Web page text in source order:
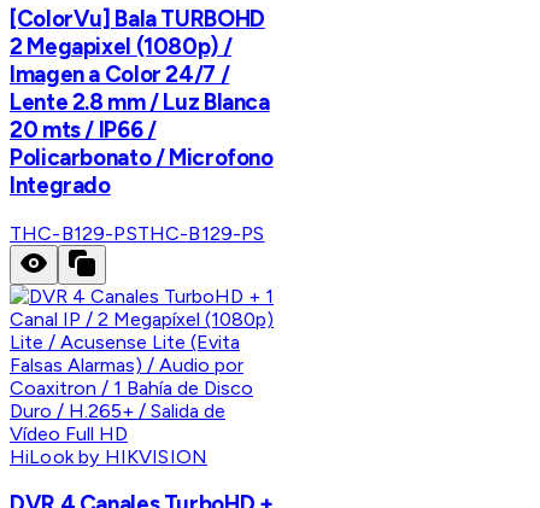
[ColorVu] Bala TURBOHD
2 Megapixel (1080p) /
Imagen a Color 24/7 /
Lente 2.8 mm / Luz Blanca
20 mts / IP66 /
Policarbonato / Microfono
Integrado
THC-B129-PSTHC-B129-PS
HiLook by HIKVISION